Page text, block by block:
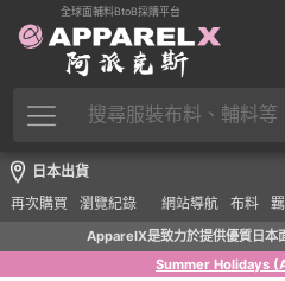
全球面輔料BtoB採購平台
日本出貨
再次購買
瀏覽紀錄 網站導航 布料
ApparelX是致力於提供優質日本
Summer Holidays